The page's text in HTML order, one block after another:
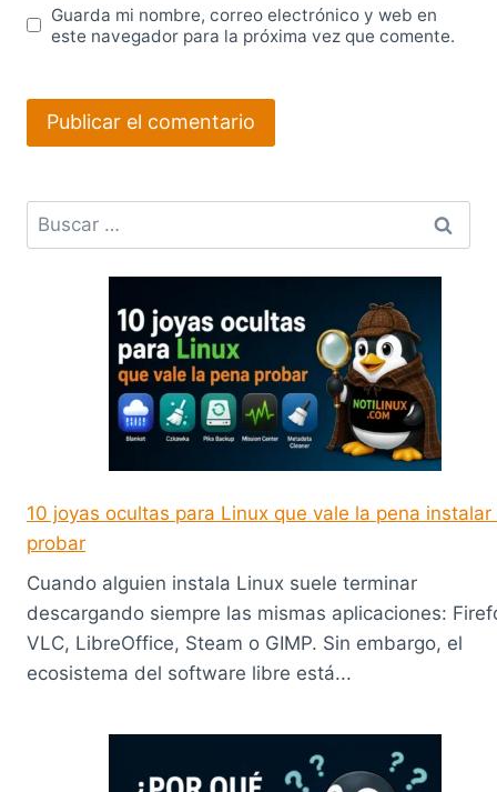
Guarda mi nombre, correo electrónico y web en
este navegador para la próxima vez que comente.
Buscar:
10 joyas ocultas para Linux que vale la pena instalar
probar
Cuando alguien instala Linux suele terminar
descargando siempre las mismas aplicaciones:
VLC, LibreOffice, Steam o GIMP. Sin embargo, el
ecosistema del software libre está...